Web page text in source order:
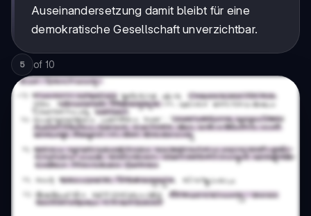
Auseinandersetzung damit bleibt für eine
demokratische Gesellschaft unverzichtbar.
5 of 10